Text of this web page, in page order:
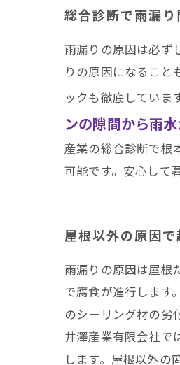
総合診断で雨漏
雨漏りの原因は必ず
りの原因になること
ックも徹底していま
ンの隙間から雨
産業の総合診断で根
可能です。安心して
屋根以外の原因
雨漏りの原因は屋根
で腐食が進行します
のシーリング材の劣
井澤産業有限会社で
します。屋根以外の